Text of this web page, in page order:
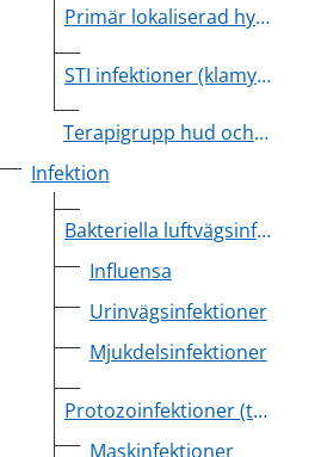
Primär lokaliserad hyperhidros
STI infektioner (klamydia, mykoplasma genitalium, gonorre)
Terapigrupp hud och STI
Infektion
Bakteriella luftvägsinfektioner inklusive otit
Influensa
Urinvägsinfektioner
Mjukdelsinfektioner
Protozoinfektioner (t.ex. Trichomonas, Giardia, Entamoeba histolytica)
Maskinfektioner